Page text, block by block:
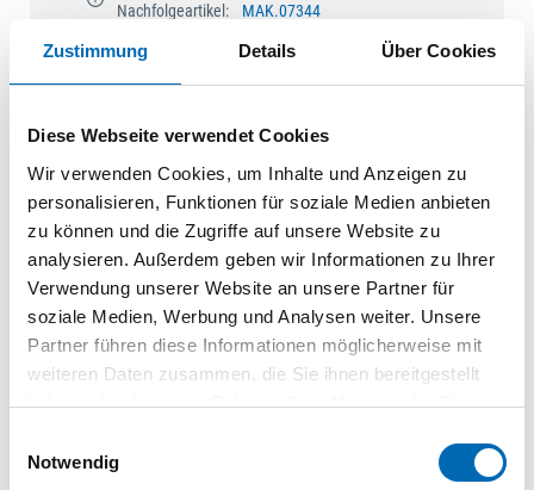
Zustimmung Details Über Cookies
Diese Webseite verwendet Cookies
Wir verwenden Cookies, um Inhalte und Anzeigen zu
personalisieren, Funktionen für soziale Medien anbieten
zu können und die Zugriffe auf unsere Website zu
analysieren. Außerdem geben wir Informationen zu Ihrer
Verwendung unserer Website an unsere Partner für
soziale Medien, Werbung und Analysen weiter. Unsere
Partner führen diese Informationen möglicherweise mit
weiteren Daten zusammen, die Sie ihnen bereitgestellt
haben oder die sie im Rahmen Ihrer Nutzung der Dienste
Notwendig
Nachfolgeartikel:
MAK.07344
Akku-
Schlagbohrschrauber 18
3,0Ah)
VPE 1 St.
Dieser Artikel ist nicht mehr verfügbar. Zum
Nachfolgeartikel:
Produktart